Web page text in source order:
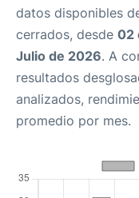
datos disponibles
cerrados, desde 02
Julio de 2026. A
resultados
analizados,
promedio por mes.